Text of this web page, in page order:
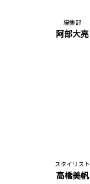
編集部
阿部大亮
スタイリスト
高橋美帆